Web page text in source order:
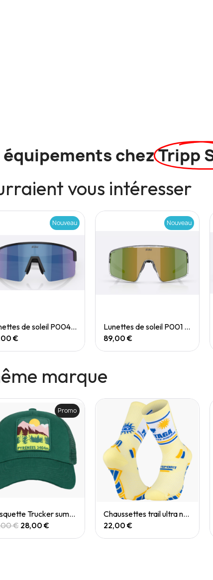
équipements chezTripp
vous intéresser
Quick View
Nouveau
Lunettes de soleil P004 Small
€
Quick View
Nouveau
Lunettes de soleil P001 Small
89,00 €
marque
Quick View
Promo
Casquette Trucker summit pyrenées
€ 28,00 €
Quick View
Chaussettes trail ultra nutrisocks PASTAGA collector
22,00 €